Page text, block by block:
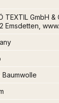
TEXTIL GmbH
Emsdetten,
Baumwolle